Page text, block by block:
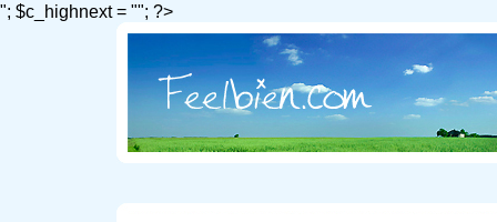
"; $c_highnext = ""; ?>